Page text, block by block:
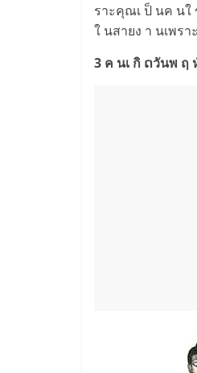
ราะคุณเ ป็ นค นใ
ใ นสายง า นเพร
3 ค นเ กิ ດวันพ ฤ